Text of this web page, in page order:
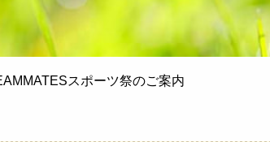
スポーツ祭のご案内